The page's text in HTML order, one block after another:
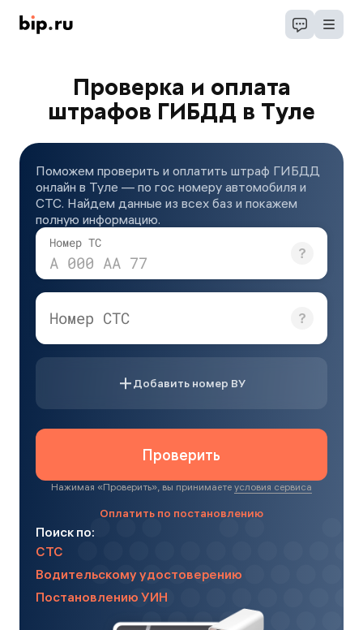
Проверка и оплата
штрафов ГИБДД в Туле
Поможем проверить и оплатить штраф ГИБДД
онлайн в Туле — по гос номеру автомобиля и
СТС. Найдем данные из всех баз и покажем
полную информацию.
Номер ТС
А 000 АА 77
Номер СТС
Добавить номер ВУ
Проверить
Нажимая «Проверить», вы принимаете условия сервиса
Оплатить по постановлению
Поиск по:
СТС
Водительскому удостоверению
Постановлению УИН